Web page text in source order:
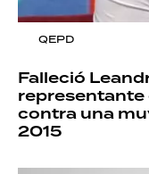
QEPD
Falleció
representante
contra una
2015